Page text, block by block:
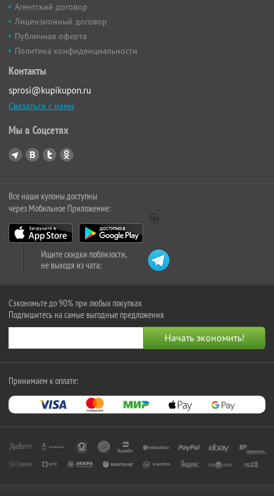
Агентский договор
Лицензионный договор
Публичная оферта
Политика конфиденциальности
Контакты
sprosi@kupikupon.ru
Связаться с нами
Мы в Соцсетях
Все наши купоны доступны
через Мобильное Приложение:
Ищите скидки поблизости,
не выходя из чата:
Сэкономьте до 90% при любых покупках
Подпишитесь на самые выгодные предложения
Принимаем к оплате: